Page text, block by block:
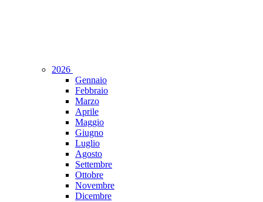
2026
Gennaio
Febbraio
Marzo
Aprile
Maggio
Giugno
Luglio
Agosto
Settembre
Ottobre
Novembre
Dicembre